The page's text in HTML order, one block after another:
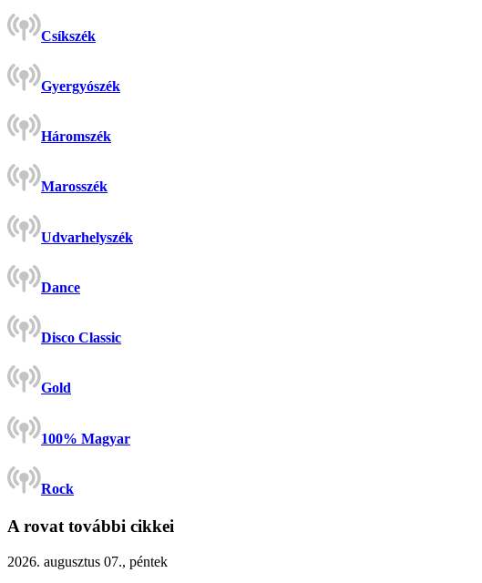
Csíkszék
Gyergyószék
Háromszék
Marosszék
Udvarhelyszék
Dance
Disco Classic
Gold
100% Magyar
Rock
A rovat további cikkei
2026. augusztus 07., péntek